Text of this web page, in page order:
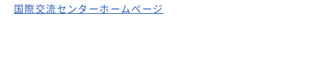
国際交流センターホームページ